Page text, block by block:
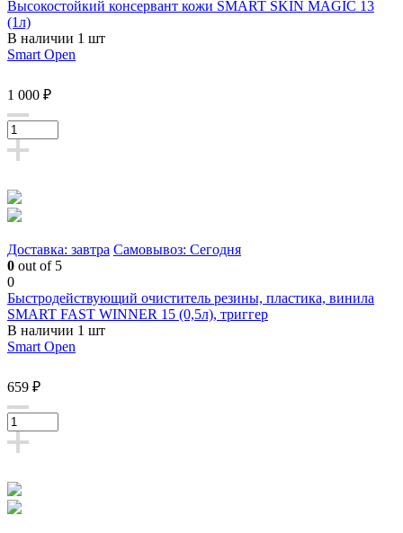
Высокостойкий консервант кожи SMART SKIN MAGIC 13
(1л)
В наличии 1 шт
Smart Open
1 000 ₽
Доставка: завтра Самовывоз: Сегодня
0 out of 5
0
Быстродействующий очиститель резины, пластика, винила
SMART FAST WINNER 15 (0,5л), триггер
В наличии 1 шт
Smart Open
659 ₽